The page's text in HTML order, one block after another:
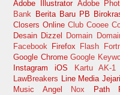
Adobe Illustrator Adobe
Bank Berita Baru PB
Closers Online Club Cooee
Desain Dizzel Domain
Facebook Firefox Flash
Google Chrome Google
Instagram
iOS Kartu AK-1
LawBreakers Line Media
Music Angel
Nox Path